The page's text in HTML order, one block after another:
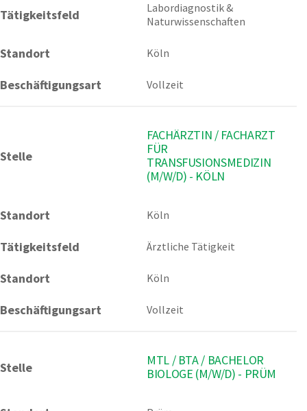
Tätigkeitsfeld
Labordiagnostik &
Naturwissenschaften
Standort Köln
Beschäftigungsart Vollzeit
Stelle
FACHÄRZTIN / FACHARZT
FÜR
TRANSFUSIONSMEDIZIN
(M/W/D) - KÖLN
Standort Köln
Tätigkeitsfeld Ärztliche Tätigkeit
Standort Köln
Beschäftigungsart Vollzeit
Stelle
MTL / BTA / BACHELOR
BIOLOGE (M/W/D) - PRÜM